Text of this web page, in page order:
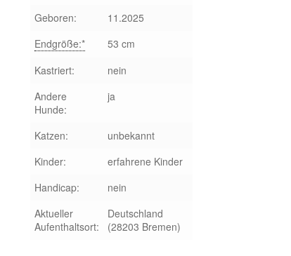
Geboren:
11.2025
Endgröße:*
53 cm
Kastriert:
nein
Andere
Hunde:
ja
Katzen:
unbekannt
Kinder:
erfahrene Kinder
Handicap:
nein
Aktueller
Aufenthaltsort:
Deutschland
(28203 Bremen)